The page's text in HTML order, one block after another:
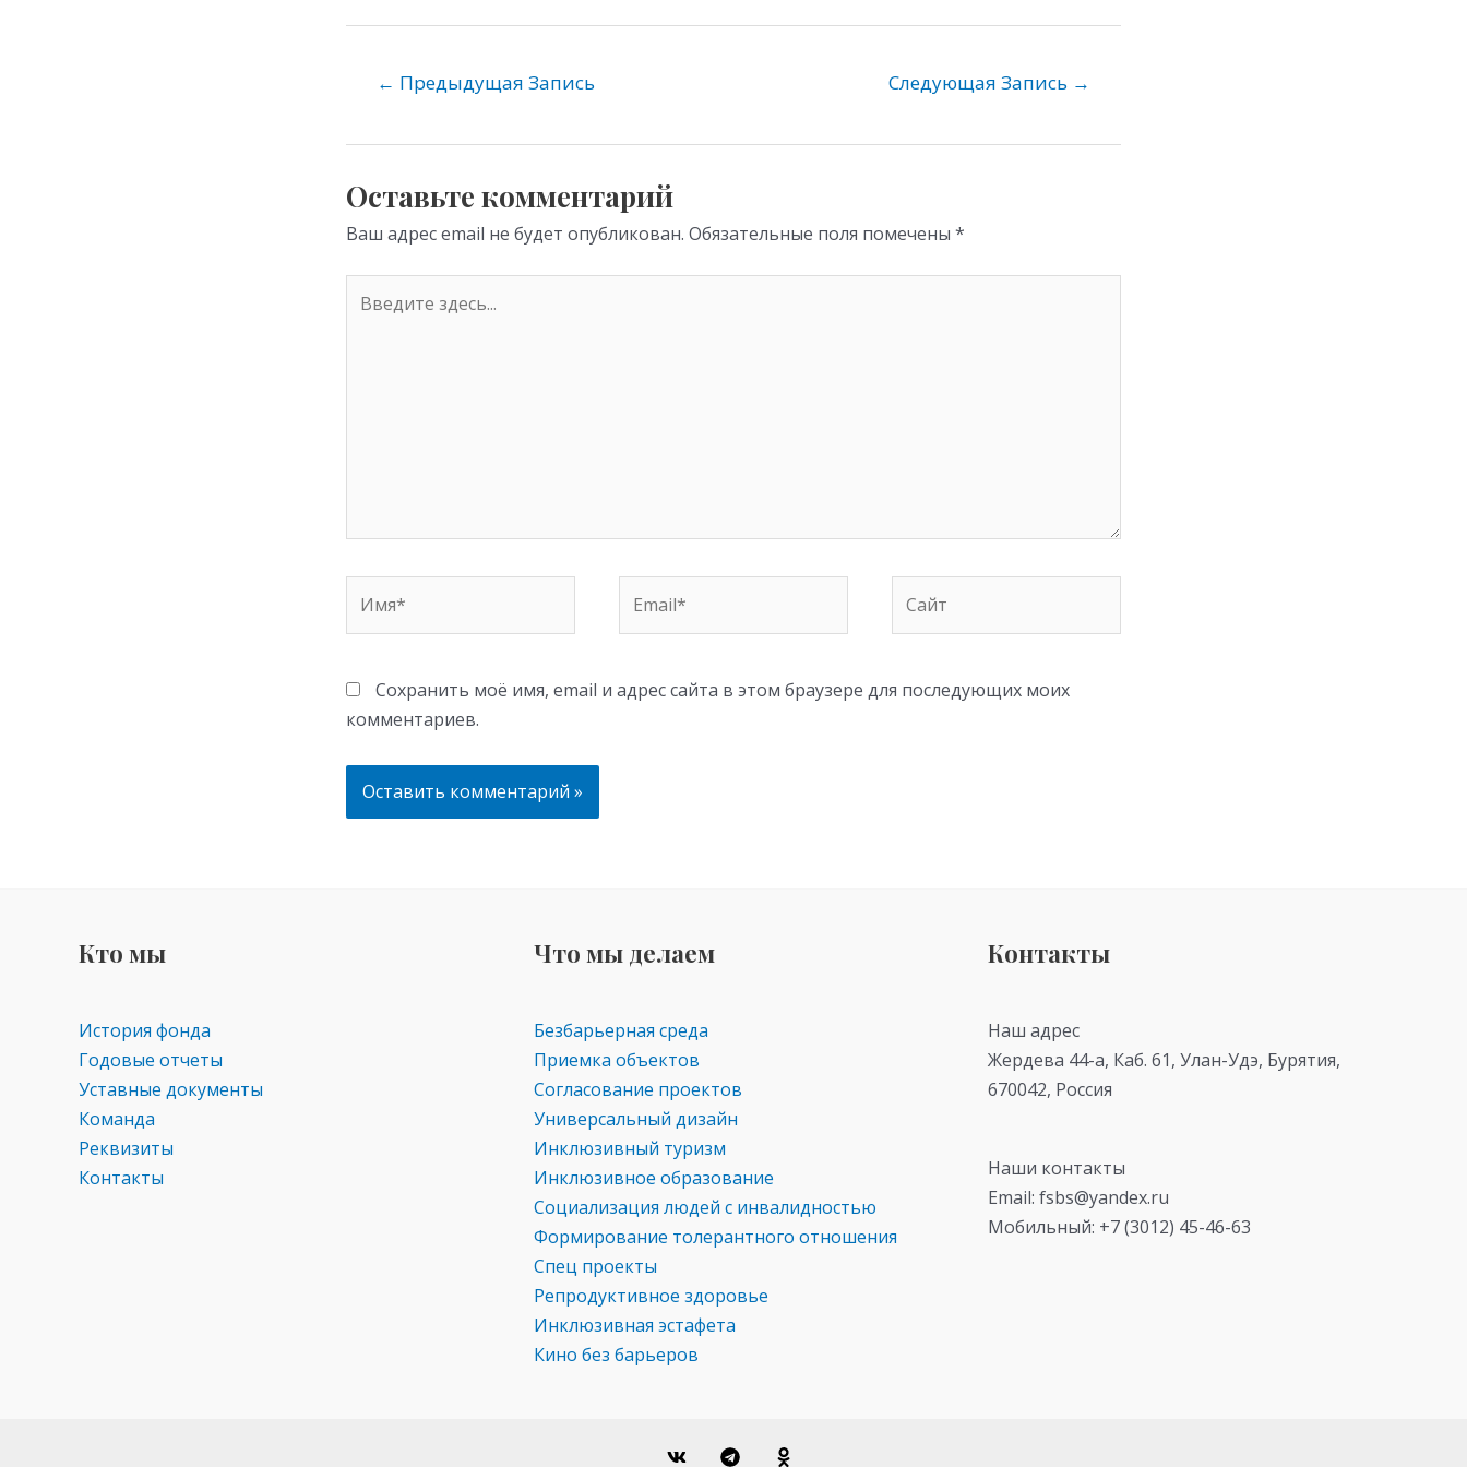
o
as
s
ni
ki
gr
m
s
p
p
← Предыдущая Запись Следующая Запись →
Оставьте комментарий
Ваш адрес email не будет опубликован. Обязательные поля помечены *
здесь...
Сохранить моё имя, email и адрес сайта в этом браузере для последующих моих
комментариев.
Кто мы
История фонда
Годовые отчеты
Уставные документы
Команда
Реквизиты
Контакты
Что мы делаем
Безбарьерная среда
Приемка объектов
Согласование проектов
Универсальный дизайн
Инклюзивный туризм
Инклюзивное образование
Социализация людей с инвалидностью
Формирование толерантного отношения
Спец проекты
Репродуктивное здоровье
Инклюзивная эстафета
Кино без барьеров
Контакты
Наш адрес
Жердева 44-а, Каб. 61, Улан-Удэ, Бурятия,
670042, Россия
Наши контакты
Email: fsbs@yandex.ru
Мобильный: +7 (3012) 45-46-63